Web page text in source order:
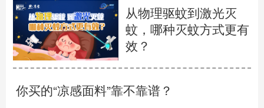
从物理驱蚊到激光灭
蚊，哪种灭蚊方式更有
效？
你买的“凉感面料”靠不靠谱？